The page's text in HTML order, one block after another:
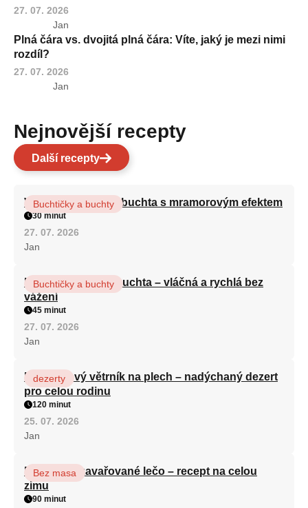
27. 07. 2026
Jan
Plná čára vs. dvojitá plná čára: Víte, jaký je mezi nimi
rozdíl?
27. 07. 2026
Jan
Nejnovější recepty
Další recepty
Vláčná olejová litá buchta s mramorovým efektem
Buchtičky a buchty
30 minut
27. 07. 2026
Jan
Hrnková maková buchta – vláčná a rychlá bez
vážení
Buchtičky a buchty
45 minut
27. 07. 2026
Jan
Karamelový větrník na plech – nadýchaný dezert
pro celou rodinu
dezerty
120 minut
25. 07. 2026
Jan
Babiččino zavařované lečo – recept na celou
zimu
Bez masa
90 minut